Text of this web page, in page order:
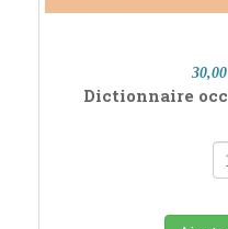
Dictionnaire